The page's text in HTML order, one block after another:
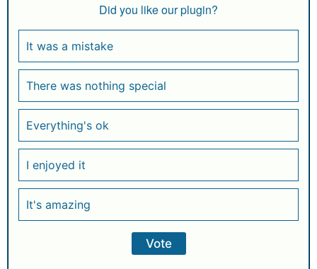
Did you like our plugin?
It was a mistake
There was nothing special
Everything's ok
I enjoyed it
It's amazing